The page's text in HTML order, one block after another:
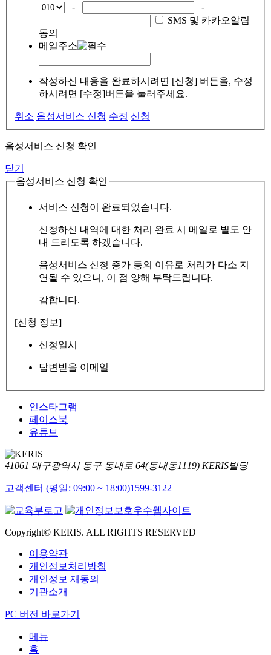
-
-
SMS 및 카카오알림
동의
메일주소
작성하신 내용을 완료하시려면 [신청] 버튼을, 수정
하시려면 [수정]버튼을 눌러주세요.
취소 음성서비스 신청 수정 신청
음성서비스 신청 확인
닫기
음성서비스 신청 확인
서비스 신청이 완료되었습니다.
신청하신 내역에 대한 처리 완료 시 메일로 별도 안
내 드리도록 하겠습니다.
음성서비스 신청 증가 등의 이유로 처리가 다소 지
연될 수 있으니, 이 점 양해 부탁드립니다.
감합니다.
[신청 정보]
신청일시
답변받을 이메일
인스타그램
페이스북
유튜브
41061 대구광역시 동구 동내로 64(동내동1119) KERIS빌딩
고객센터 (평일: 09:00 ~ 18:00)1599-3122
Copyright© KERIS. ALL RIGHTS RESERVED
이용약관
개인정보처리방침
개인정보 재동의
기관소개
PC 버전 바로가기
메뉴
홈